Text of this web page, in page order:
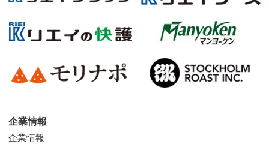
企業情報
企業情報